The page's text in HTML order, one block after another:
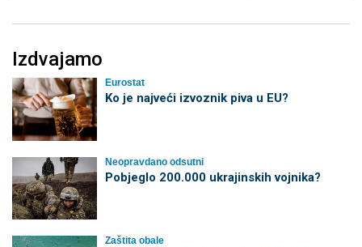
Izdvajamo
Eurostat
Ko je najveći izvoznik piva u EU?
Neopravdano odsutni
Pobjeglo 200.000 ukrajinskih vojnika?
Zaštita obale